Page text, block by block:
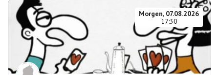
Morgen, 07.08.2026
17:30